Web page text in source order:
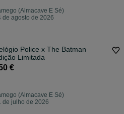
(Almacave E Sé)
de agosto de 2026
Police x The Batman
Limitada
€
(Almacave E Sé)
de julho de 2026